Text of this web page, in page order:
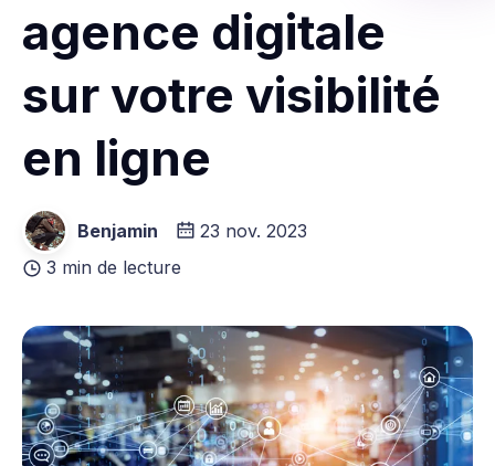
agence digitale
sur votre visibilité
en ligne
Benjamin
23 nov. 2023
3 min de lecture